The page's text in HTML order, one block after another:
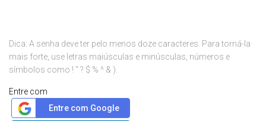
Dica: A senha deve ter pelo menos doze caracteres. Para torná-la
mais forte, use letras maiúsculas e minúsculas, números e
símbolos como ! " ? $ % ^ & ).
Entre com
Entre com Google